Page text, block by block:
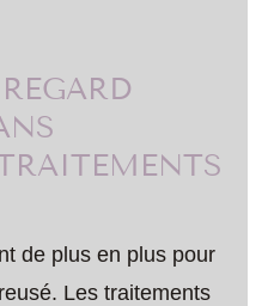
de plus en plus pour
Les traitements